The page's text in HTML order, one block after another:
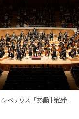
シベリウス「交響曲第2番」